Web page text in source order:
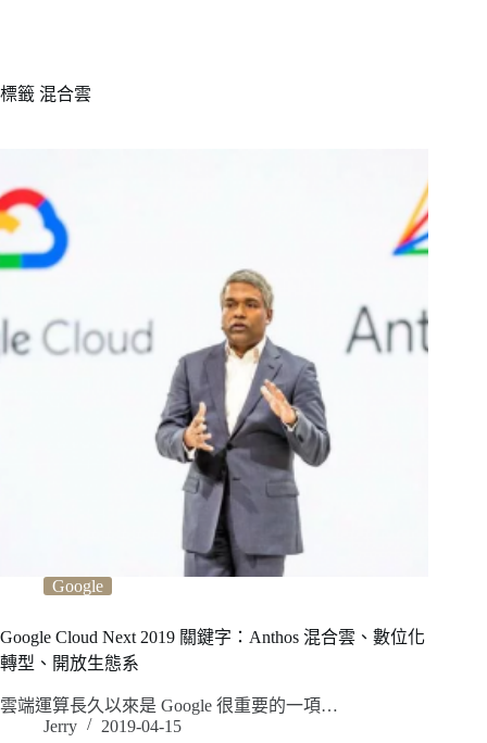
標籤 混合雲
Google
Google Cloud Next 2019 關鍵字：Anthos 混合雲、數位化
轉型、開放生態系
雲端運算長久以來是 Google 很重要的一項…
Jerry
2019-04-15